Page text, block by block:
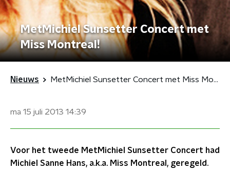
MetMichiel Sunsetter Concert met
Miss Montreal!
Nieuws MetMichiel Sunsetter Concert met Miss Montreal!
ma 15 juli 2013 14:39
Voor het tweede MetMichiel Sunsetter Concert had
Michiel Sanne Hans, a.k.a. Miss Montreal, geregeld.